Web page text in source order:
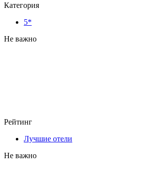
Категория
5*
Не важно
Рейтинг
Лучшие отели
Не важно